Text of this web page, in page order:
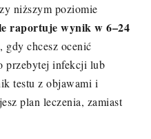
niższym poziomie
raportuje wynik w 6–24
gdy chcesz ocenić
przebytej infekcji lub
testu z objawami i
plan leczenia, zamiast